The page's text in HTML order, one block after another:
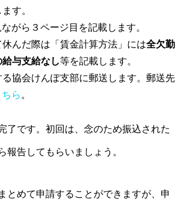
す。
ながら３ページ目を記載します。
んだ際は「賃金計算方法」には全欠勤
与支給なし等を記載します。
協会けんぽ支部に郵送します。郵送先
ちら 。
了です。初回は、念のため振込された
報告してもらいましょう。
とめて申請することができますが、申